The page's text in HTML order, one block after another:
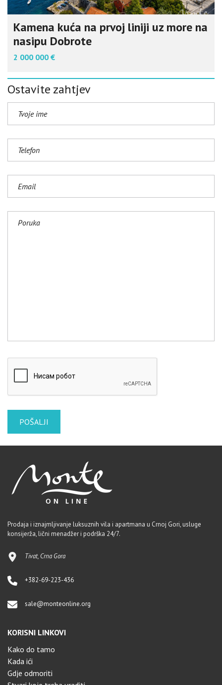
Kamena kuća na prvoj liniji uz more na
nasipu Dobrote
2 000 000 €
Ostavite zahtjev
Prodaja i iznajmljivanje luksuznih vila i apartmana u Crnoj Gori, usluge
konsijerža, lični menadžer i podrška 24/7.
Tivat, Crna Gora
+382-69-223-436
sale@monteonline.org
KORISNI LINKOVI
Kako do tamo
Kada ići
Gdje odmoriti